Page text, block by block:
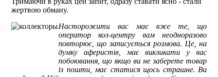
жертвою обману.
Насторожити вас має вже те, що
оператор кол-центру вам неодноразово
повторює, що записується розмова. Це, на
думку аферистів, має викликати у вас
побоювання, що якщо ви не заберете товар
із пошти, має статися щось страшне. Ви